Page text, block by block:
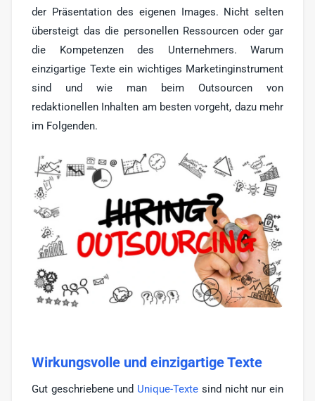
Print-Texter
der Präsentation des eigenen Images. Nicht selten
übersteigt das die personellen Ressourcen oder gar
die Kompetenzen des Unternehmers. Warum
einzigartige Texte ein wichtiges Marketinginstrument
sind und wie man beim Outsourcen von
redaktionellen Inhalten am besten vorgeht, dazu mehr
im Folgenden.
Wirkungsvolle und einzigartige Texte
Gut geschriebene und Unique-Texte sind nicht nur ein